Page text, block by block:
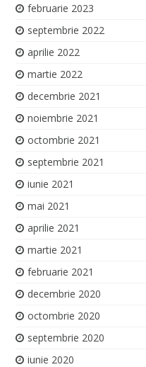
februarie 2023
septembrie 2022
aprilie 2022
martie 2022
decembrie 2021
noiembrie 2021
octombrie 2021
septembrie 2021
iunie 2021
mai 2021
aprilie 2021
martie 2021
februarie 2021
decembrie 2020
octombrie 2020
septembrie 2020
iunie 2020